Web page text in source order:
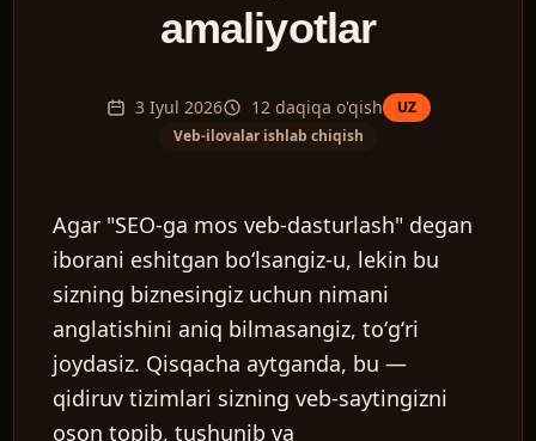
amaliyotlar
3 Iyul 2026 12 daqiqa o'qish
UZ
Veb-ilovalar ishlab chiqish
Agar "SEO-ga mos veb-dasturlash" degan
iborani eshitgan boʻlsangiz-u, lekin bu
sizning biznesingiz uchun nimani
anglatishini aniq bilmasangiz, toʻgʻri
joydasiz. Qisqacha aytganda, bu —
qidiruv tizimlari sizning veb-saytingizni
oson topib, tushunib va